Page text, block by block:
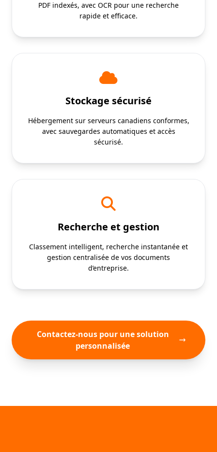
PDF indexés, avec OCR pour une recherche
rapide et efficace.
Stockage sécurisé
Hébergement sur serveurs canadiens conformes,
avec sauvegardes automatiques et accès
sécurisé.
Recherche et gestion
Classement intelligent, recherche instantanée et
gestion centralisée de vos documents
d’entreprise.
Contactez-nous pour une solution
personnalisée